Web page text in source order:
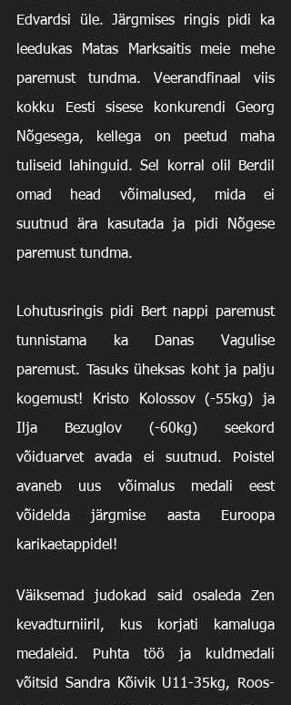
Edvardsi üle. Järgmises ringis pidi ka
leedukas Matas Marksaitis meie mehe
paremust tundma. Veerandfinaal viis
kokku Eesti sisese konkurendi Georg
Nõgesega, kellega on peetud maha
tuliseid lahinguid. Sel korral olil Berdil
omad head võimalused, mida ei
suutnud ära kasutada ja pidi Nõgese
paremust tundma.
Lohutusringis pidi Bert nappi paremust
tunnistama ka Danas Vagulise
paremust. Tasuks üheksas koht ja palju
kogemust! Kristo Kolossov (-55kg) ja
Ilja Bezuglov (-60kg) seekord
võiduarvet avada ei suutnud. Poistel
avaneb uus võimalus medali eest
võidelda järgmise aasta Euroopa
karikaetappidel!
Väiksemad judokad said osaleda Zen
kevadturniiril, kus korjati kamaluga
medaleid. Puhta töö ja kuldmedali
võitsid Sandra Kõivik U11-35kg, Roos-